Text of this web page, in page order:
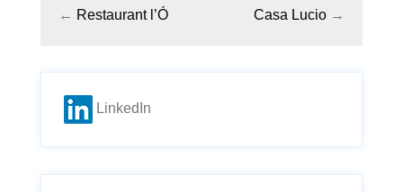
← Restaurant l’Ó Casa Lucio →
LinkedIn